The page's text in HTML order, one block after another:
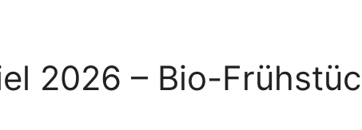
2026 – Bio-